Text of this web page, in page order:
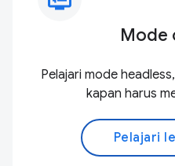
Mode
Pelajari mode
kapan harus
Pelajari